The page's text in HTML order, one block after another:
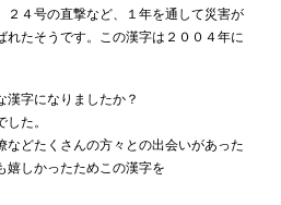
２４号の直撃など、１年を通して災害が
れたそうです。この漢字は２００４年に
漢字になりましたか？
た。
などたくさんの方々との出会いがあった
嬉しかったためこの漢字を